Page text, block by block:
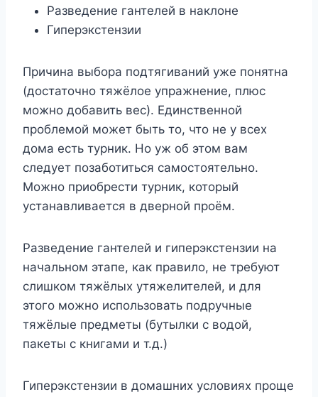
Разведение гантелей в наклоне
Гиперэкстензии
Причина выбора подтягиваний уже понятна
(достаточно тяжёлое упражнение, плюс
можно добавить вес). Единственной
проблемой может быть то, что не у всех
дома есть турник. Но уж об этом вам
следует позаботиться самостоятельно.
Можно приобрести турник, который
устанавливается в дверной проём.
Разведение гантелей и гиперэкстензии на
начальном этапе, как правило, не требуют
слишком тяжёлых утяжелителей, и для
этого можно использовать подручные
тяжёлые предметы (бутылки с водой,
пакеты с книгами и т.д.)
Гиперэкстензии в домашних условиях проще